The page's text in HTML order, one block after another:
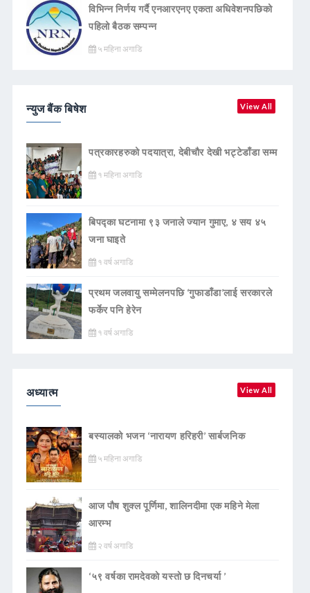
विभिन्न निर्णय गर्दै एनआरएनए एकता अधिवेशनपछिको
पहिलो बैठक सम्पन्न
५ महिना अगाडि
न्युज बैंक बिषेश View All
पत्रकारहरुको पदयात्रा, देबीचौर देखी भट्टेडाँडा सम्म
१ महिना अगाडि
बिपद्का घटनामा ९३ जनाले ज्यान गुमाए, ४ सय ४५
जना घाइते
१ वर्ष अगाडि
प्रथम जलवायु सम्मेलनपछि ‘गुफाडाँडा’लाई सरकारले
फर्केर पनि हेरेन
१ वर्ष अगाडि
अध्यात्म View All
बस्यालको भजन ‘नारायण हरिहरी’ सार्बजनिक
५ महिना अगाडि
आज पौष शुक्ल पूर्णिमा, शालिनदीमा एक महिने मेला
आरम्भ
२ वर्ष अगाडि
‘५९ वर्षका रामदेवकाे यस्ताे छ दिनचर्या ’